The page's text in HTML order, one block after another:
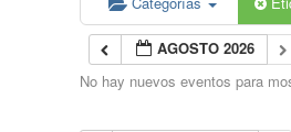
AGOSTO 2026
No hay nuevos eventos para